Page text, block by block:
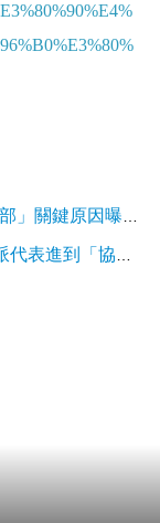
原因曝 掀網狂讚
進到「協調會」